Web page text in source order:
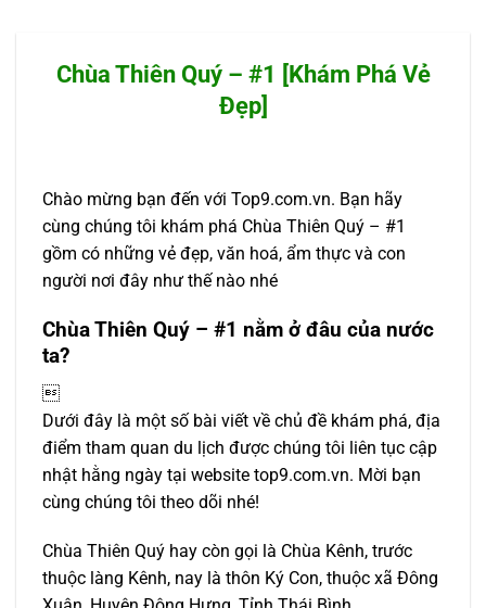
Chùa Thiên Quý – #1 [Khám Phá Vẻ
Đẹp]
Chào mừng bạn đến với Top9.com.vn. Bạn hãy
cùng chúng tôi khám phá Chùa Thiên Quý – #1
gồm có những vẻ đẹp, văn hoá, ẩm thực và con
người nơi đây như thế nào nhé
Chùa Thiên Quý – #1 nằm ở đâu của nước
ta?

Dưới đây là một số bài viết về chủ đề khám phá, địa
điểm tham quan du lịch được chúng tôi liên tục cập
nhật hằng ngày tại website top9.com.vn. Mời bạn
cùng chúng tôi theo dõi nhé!
Chùa Thiên Quý hay còn gọi là Chùa Kênh, trước
thuộc làng Kênh, nay là thôn Ký Con, thuộc xã Đông